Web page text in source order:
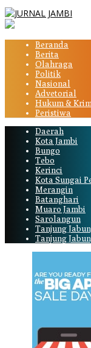
Beranda
Berita
Olahraga
Politik
Nasional
Advetorial
Hukum &
Peristiwa
Daerah
Kota Jambi
Bungo
Tebo
Kerinci
Kota Sungai
Merangin
Batanghari
Muaro Jambi
Sarolangun
Tanjung
Tanjung